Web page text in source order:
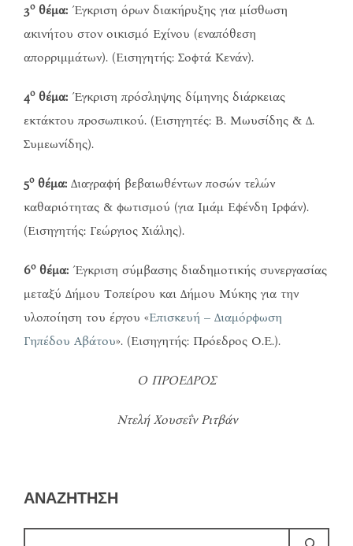
3οθέμα: Έγκριση όρων διακήρυξης για μίσθωση
ακινήτου στον οικισμό Εχίνου (εναπόθεση
απορριμμάτων). (Εισηγητής: Σοφτά Κενάν).
4οθέμα: Έγκριση πρόσληψης δίμηνης διάρκειας
εκτάκτου προσωπικού. (Εισηγητές: Β. Μωυσίδης & Δ.
Συμεωνίδης).
5οθέμα: Διαγραφή βεβαιωθέντων ποσών τελών
καθαριότητας & φωτισμού (για Ιμάμ Εφένδη Ιρφάν).
(Εισηγητής: Γεώργιος Χιάλης).
6οθέμα: Έγκριση σύμβασης διαδημοτικής συνεργασίας
μεταξύ Δήμου Τοπείρου και Δήμου Μύκης για την
υλοποίηση του έργου «Επισκευή – Διαμόρφωση
Γηπέδου Αβάτου». (Εισηγητής: Πρόεδρος Ο.Ε.).
Ο ΠΡΟΕΔΡΟΣ
Ντελή Χουσεΐν Ριτβάν
ΑΝΑΖΗΤΗΣΗ